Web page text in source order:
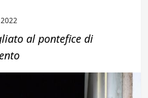
al pontefice di